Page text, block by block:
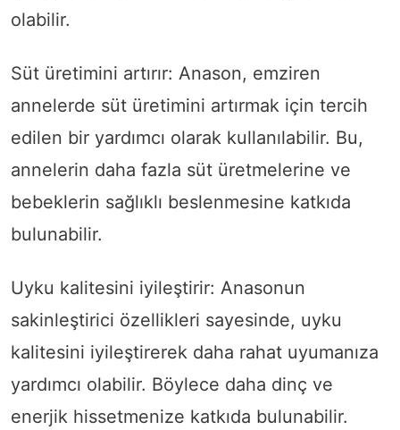
olabilir.
Süt üretimini artırır: Anason, emziren
annelerde süt üretimini artırmak için tercih
edilen bir yardımcı olarak kullanılabilir. Bu,
annelerin daha fazla süt üretmelerine ve
bebeklerin sağlıklı beslenmesine katkıda
bulunabilir.
Uyku kalitesini iyileştirir: Anasonun
sakinleştirici özellikleri sayesinde, uyku
kalitesini iyileştirerek daha rahat uyumanıza
yardımcı olabilir. Böylece daha dinç ve
enerjik hissetmenize katkıda bulunabilir.